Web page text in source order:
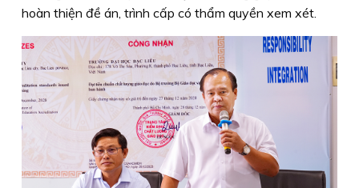
hoàn thiện đề án, trình cấp có thẩm quyền xem xét.